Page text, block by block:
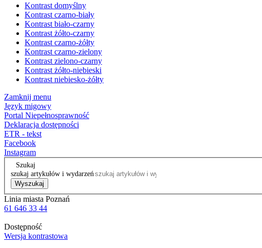
Kontrast domyślny
Kontrast czarno-biały
Kontrast biało-czarny
Kontrast żółto-czarny
Kontrast czarno-żółty
Kontrast czarno-zielony
Kontrast zielono-czarny
Kontrast żółto-niebieski
Kontrast niebiesko-żółty
Zamknij menu
Język migowy
Portal Niepełnosprawność
Deklaracja dostępności
ETR - tekst
Facebook
Instagram
Szukaj
szukaj artykułów i wydarzeń
Wyszukaj
Linia miasta Poznań
61 646 33 44
Dostępność
Wersja kontrastowa